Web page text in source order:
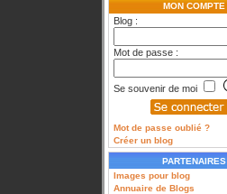
MON COMPTE
Blog :
Mot de passe :
Se souvenir de moi
Mot de passe oublié ?
Créer un blog
PARTENAIRES
Images pour blog
Annuaire de Blogs